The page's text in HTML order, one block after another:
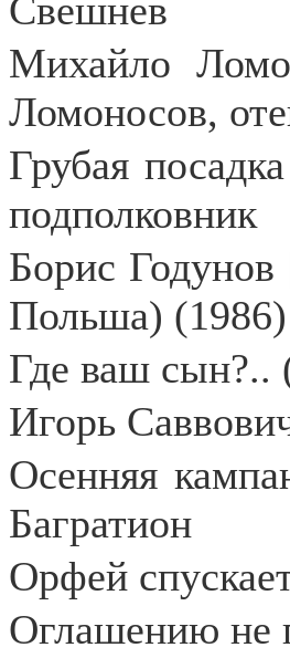
Свешнев
Михайло
Ломоносов,
Грубая
подполковник
Борис
Польша)
Где ваш сын?..
Игорь
Осенняя
Багратион
Орфей
Оглашению не